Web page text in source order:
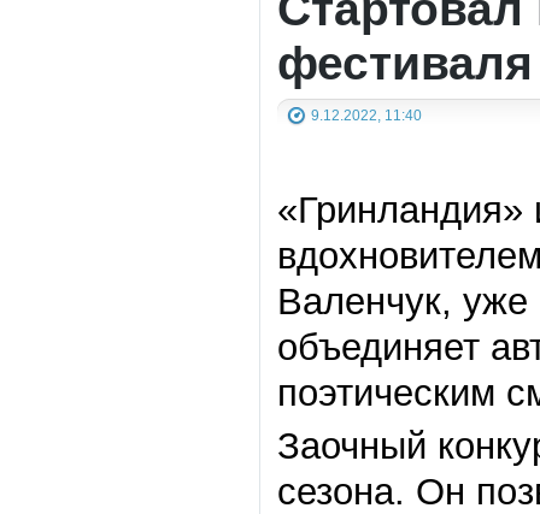
9.12.2022, 11:40
Валенчук, уже
объединяет
поэтическим
Заочный
сезона. Он